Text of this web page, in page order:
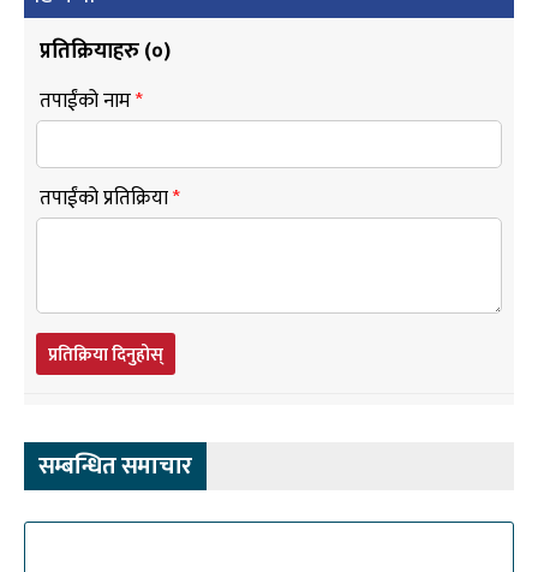
प्रतिक्रियाहरु (०)
तपाईंको नाम*
तपाईंको प्रतिक्रिया*
प्रतिक्रिया दिनुहोस्
सम्बन्धित समाचार